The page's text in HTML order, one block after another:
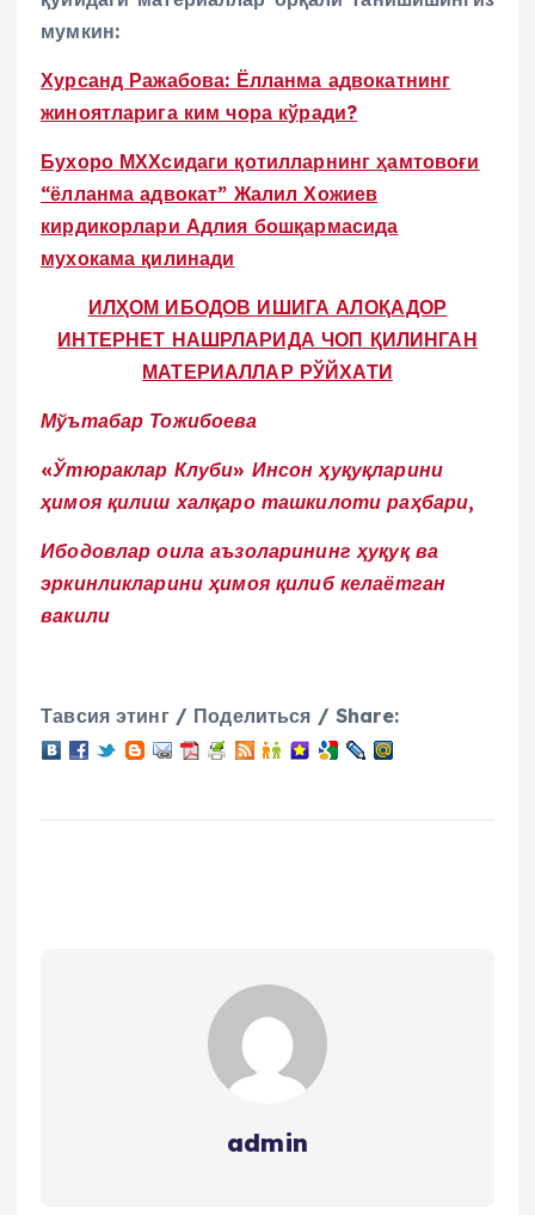
мумкин:
Хурсанд Ражабова: Ёлланма адвокатнинг
жиноятларига ким чора кўради?
Бухоро МХХсидаги қотилларнинг ҳамтовоғи
“ёлланма адвокат” Жалил Хожиев
кирдикорлари Адлия бошқармасида
мухокама қилинади
ИЛҲОМ ИБОДОВ ИШИГА АЛОҚАДОР
ИНТЕРНЕТ НАШРЛАРИДА ЧОП ҚИЛИНГАН
МАТЕРИАЛЛАР РЎЙХАТИ
Мўътабар Тожибоева
«Ўтюраклар Клуби» Инсон ҳуқуқларини
ҳимоя қилиш халқаро ташкилоти раҳбари,
Ибодовлар оила аъзоларининг ҳуқуқ ва
эркинликларини ҳимоя қилиб келаётган
вакили
Тавсия этинг / Поделиться / Share:
admin